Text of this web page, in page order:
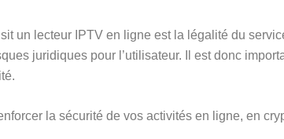
un lecteur IPTV en ligne est la légalité du
juridiques pour l’utilisateur. Il est donc
la sécurité de vos activités en ligne, en